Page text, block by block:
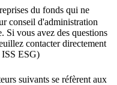
du fonds qui ne
conseil d'administration
Si vous avez des questions
contacter directement
ISS ESG)
suivants se réfèrent aux